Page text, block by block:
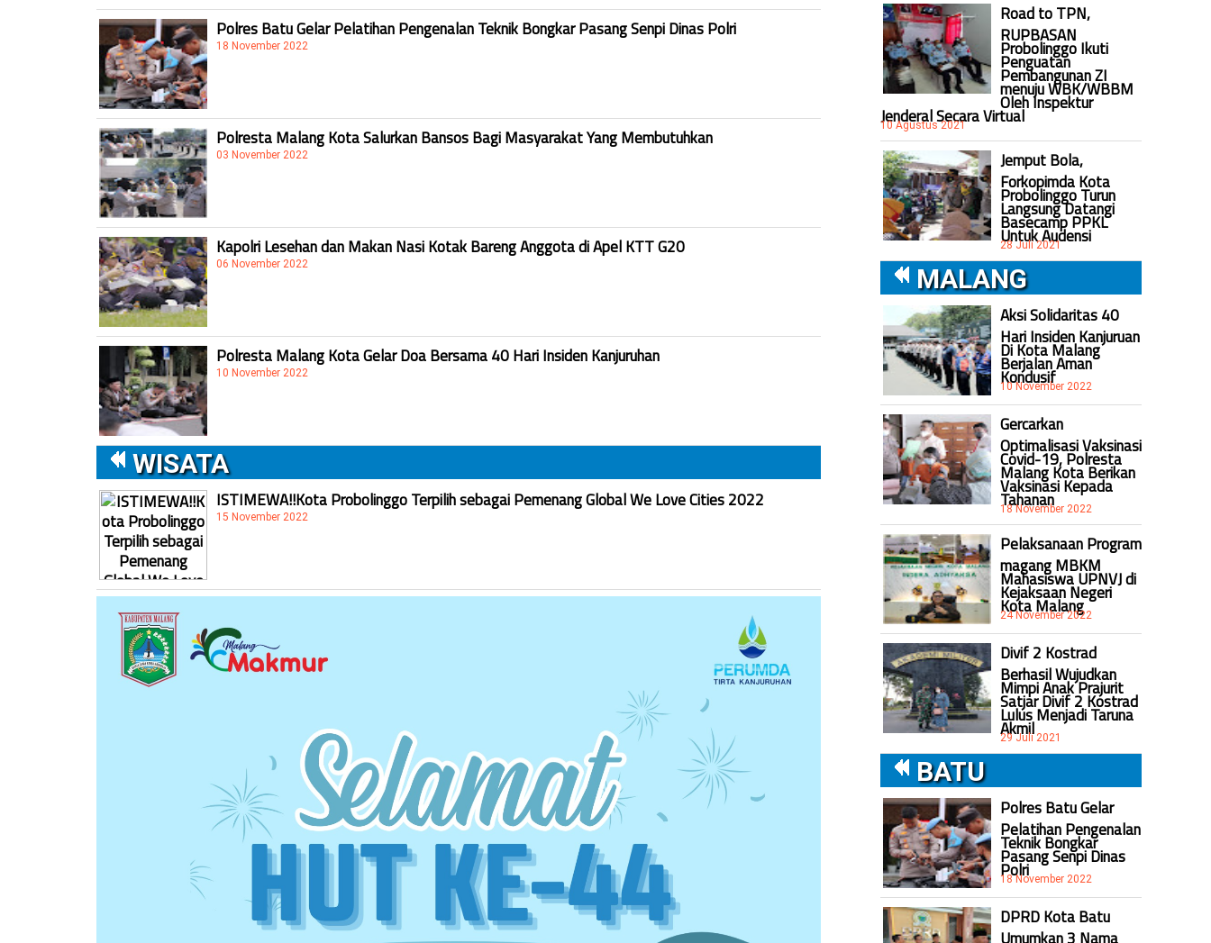
Polres Batu Gelar Pelatihan Pengenalan Teknik Bongkar Pasang Senpi Dinas Polri
18 November 2022
Polresta Malang Kota Salurkan Bansos Bagi Masyarakat Yang Membutuhkan
03 November 2022
Kapolri Lesehan dan Makan Nasi Kotak Bareng Anggota di Apel KTT G20
06 November 2022
Polresta Malang Kota Gelar Doa Bersama 40 Hari Insiden Kanjuruhan
10 November 2022
WISATA
ISTIMEWA!!Kota Probolinggo Terpilih sebagai Pemenang Global We Love Cities 2022
15 November 2022
Road to TPN,
RUPBASAN
Probolinggo Ikuti
Penguatan
Pembangunan ZI
menuju WBK/WBBM
Oleh Inspektur
Jenderal Secara Virtual
10 Agustus 2021
Jemput Bola,
Forkopimda Kota
Probolinggo Turun
Langsung Datangi
Basecamp PPKL
Untuk Audensi
28 Juli 2021
MALANG
Aksi Solidaritas 40
Hari Insiden Kanjuruan
Di Kota Malang
Berjalan Aman
Kondusif
10 November 2022
Gercarkan
Optimalisasi Vaksinasi
Covid-19, Polresta
Malang Kota Berikan
Vaksinasi Kepada
Tahanan
18 November 2022
Pelaksanaan Program
magang MBKM
Mahasiswa UPNVJ di
Kejaksaan Negeri
Kota Malang
24 November 2022
Divif 2 Kostrad
Berhasil Wujudkan
Mimpi Anak Prajurit
Satjar Divif 2 Kostrad
Lulus Menjadi Taruna
Akmil
29 Juli 2021
BATU
Polres Batu Gelar
Pelatihan Pengenalan
Teknik Bongkar
Pasang Senpi Dinas
Polri
18 November 2022
DPRD Kota Batu
Umumkan 3 Nama